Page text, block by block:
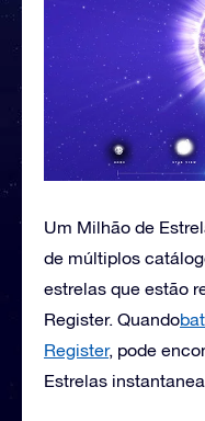
Um Milhão de
de múltiplos
estrelas que estão
Register. Quando
Register, pode
Estrelas